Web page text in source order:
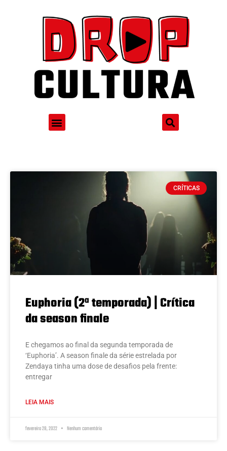
CRÍTICAS
Euphoria (2ª temporada) | Crítica
da season finale
E chegamos ao final da segunda temporada de
‘Euphoria’. A season finale da série estrelada por
Zendaya tinha uma dose de desafios pela frente:
entregar
LEIA MAIS
fevereiro 28, 2022 Nenhum comentário